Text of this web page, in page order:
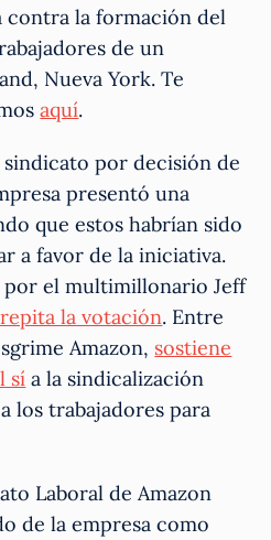
contra la formación del
de un
Nueva York. Te
aquí.
por decisión de
presentó una
que estos habrían sido
a favor de la iniciativa.
por el multimillonario Jeff
la votación. Entre
Amazon, sostiene
sí a la sindicalización
los trabajadores para
Laboral de Amazon
de la empresa como